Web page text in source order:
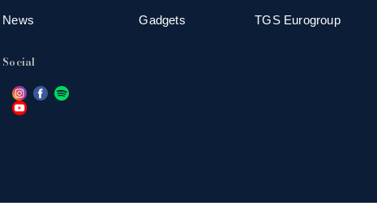
News
Social
Gadgets TGS Eurogroup